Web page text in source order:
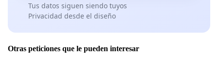
Tus datos siguen siendo tuyos
Privacidad desde el diseño
Otras peticiones que le pueden interesar